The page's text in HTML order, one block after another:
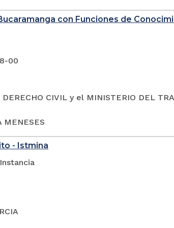
con Funciones de
00
CIVIL y el MINISTERIO DEL
MENESES
- Istmina